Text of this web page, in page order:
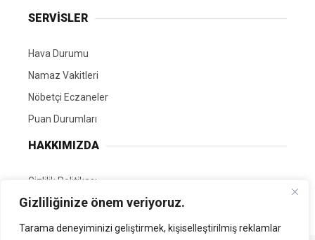
Gizliliğinize önem veriyoruz.
Tarama deneyiminizi geliştirmek, kişiselleştirilmiş reklamlar
SERVİSLER
Hava Durumu
Namaz Vakitleri
Nöbetçi Eczaneler
Puan Durumları
HAKKIMIZDA
Gizlilik Politikası
GÖNÜLLÜ EDİTÖRÜMÜZ OL